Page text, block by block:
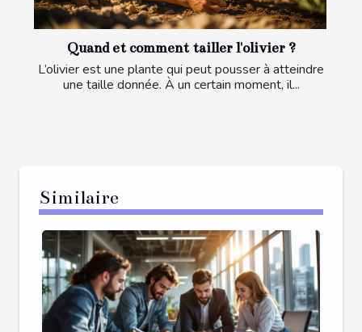
Quand et comment tailler l'olivier ?
L’olivier est une plante qui peut pousser à atteindre
une taille donnée. À un certain moment, il...
Similaire